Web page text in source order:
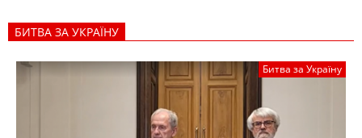
БИТВА ЗА УКРАЇНУ
Битва за Україну